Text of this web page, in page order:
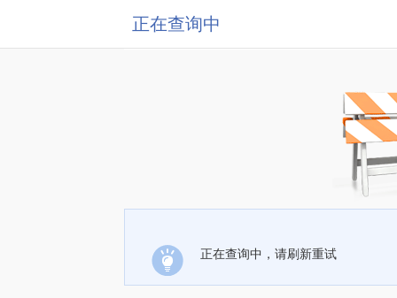
正在查询中
正在查询中，请刷新重试